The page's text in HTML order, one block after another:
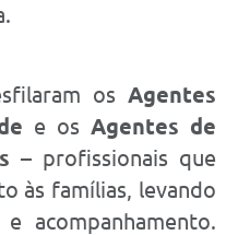
os Agentes
e os Agentes de
– profissionais que
às famílias, levando
acompanhamento.